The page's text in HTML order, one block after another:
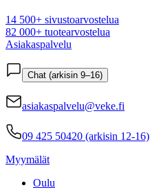
14 500+ sivustoarvostelua
82 000+ tuotearvostelua
Asiakaspalvelu
Chat (arkisin 9–16)
asiakaspalvelu@veke.fi
09 425 50420 (arkisin 12-16)
Myymälät
Oulu